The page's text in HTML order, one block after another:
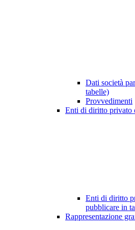
Dati società
tabelle)
Provvedimenti
Enti di diritto privato
Enti di diritto
pubblicare in
Rappresentazione